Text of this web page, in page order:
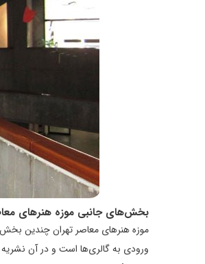
بخش‌های جانبی موزه هنرهای
موزه هنرهای معاصر تهران چندین
ورودی به گالری‌ها است و در آن نشریه‌